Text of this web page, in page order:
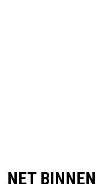
NET BINNEN